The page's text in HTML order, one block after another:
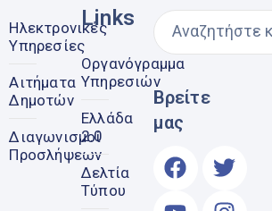
Ηλεκτρονικές
Υπηρεσίες
Αιτήματα
Δημοτών
Διαγωνισμοί
Προσλήψεων
Links
Οργανόγραμμα
Υπηρεσιών
Ελλάδα
2.0
Δελτία
Τύπου
Βρείτε
μας